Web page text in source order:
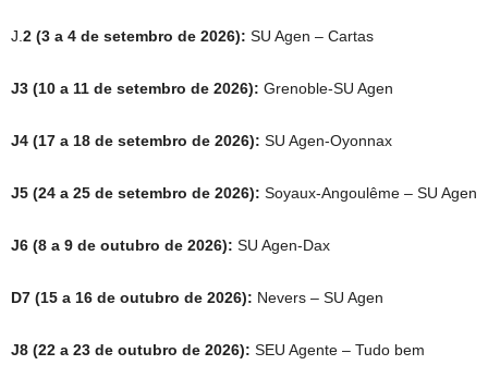
J. 2 (3 a 4 de setembro de 2026): SU Agen – Cartas
J3 (10 a 11 de setembro de 2026): Grenoble-SU Agen
J4 (17 a 18 de setembro de 2026): SU Agen-Oyonnax
J5 (24 a 25 de setembro de 2026): Soyaux-Angoulême – SU Agen
J6 (8 a 9 de outubro de 2026): SU Agen-Dax
D7 (15 a 16 de outubro de 2026): Nevers – SU Agen
J8 (22 a 23 de outubro de 2026): SEU Agente – Tudo bem